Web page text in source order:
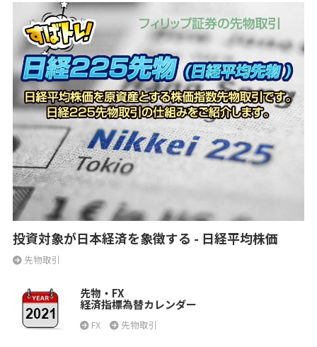
投資対象が日本経済を象徴する - 日経平均株価
先物取引
先物・FX
経済指標為替カレンダー
FX 先物取引